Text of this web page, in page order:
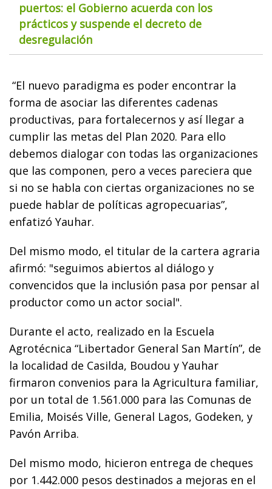
puertos: el Gobierno acuerda con los
prácticos y suspende el decreto de
desregulación
“El nuevo paradigma es poder encontrar la
forma de asociar las diferentes cadenas
productivas, para fortalecernos y así llegar a
cumplir las metas del Plan 2020. Para ello
debemos dialogar con todas las organizaciones
que las componen, pero a veces pareciera que
si no se habla con ciertas organizaciones no se
puede hablar de políticas agropecuarias”,
enfatizó Yauhar.
Del mismo modo, el titular de la cartera agraria
afirmó: "seguimos abiertos al diálogo y
convencidos que la inclusión pasa por pensar al
productor como un actor social".
Durante el acto, realizado en la Escuela
Agrotécnica “Libertador General San Martín”, de
la localidad de Casilda, Boudou y Yauhar
firmaron convenios para la Agricultura familiar,
por un total de 1.561.000 para las Comunas de
Emilia, Moisés Ville, General Lagos, Godeken, y
Pavón Arriba.
Del mismo modo, hicieron entrega de cheques
por 1.442.000 pesos destinados a mejoras en el